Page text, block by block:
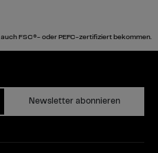
FSC®- oder PEFC-zertifiziert bekommen.
Newsletter abonnieren